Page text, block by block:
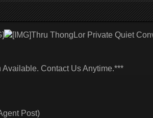
Thru ThongLor Private Quiet
Contact Us Anytime.***
Post)